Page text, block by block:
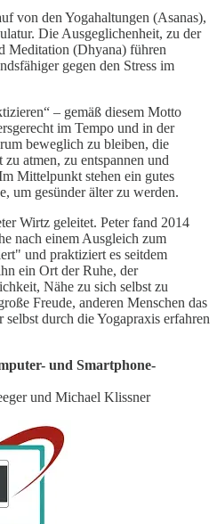
von den Yogahaltungen (Asanas),
Die Ausgeglichenheit, zu der
Meditation (Dhyana) führen
gegen den Stress im
– gemäß diesem Motto
im Tempo und in der
beweglich zu bleiben, die
atmen, zu entspannen und
Mittelpunkt stehen ein gutes
um gesünder älter zu werden.
Wirtz geleitet. Peter fand 2014
nach einem Ausgleich zum
und praktiziert es seitdem
ein Ort der Ruhe, der
Nähe zu sich selbst zu
Freude, anderen Menschen das
durch die Yogapraxis erfahren
und Smartphone-
und Michael Klissner